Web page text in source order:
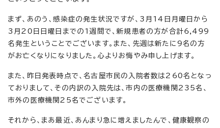
まず、あのう、感染症の発生状況ですが、3月14日月曜日から
3月20日日曜日までの1週間で、新規患者の方が合計6,499
名発生ということでございます。また、先週は新たに9名の方
がお亡くなりになりました。心よりお悔やみ申し上げます。
また、昨日発表時点で、名古屋市民の入院者数は260名となっ
ておりまして、その内訳の入院先は、市内の医療機関235名、
市外の医療機関25名でございます。
それから、まあ最近、あんまり急に増えましたんで、健康観察の